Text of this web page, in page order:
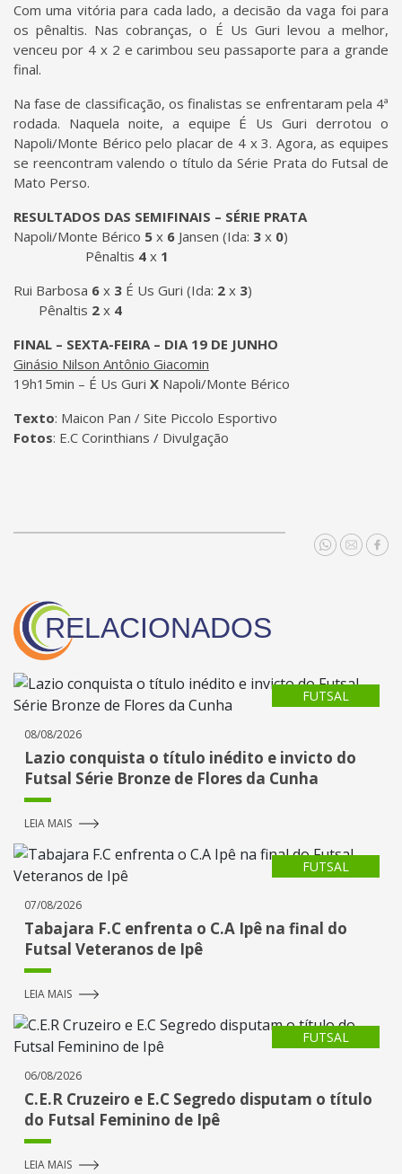
Com uma vitória para cada lado, a decisão da vaga foi para
os pênaltis. Nas cobranças, o É Us Guri levou a melhor,
venceu por 4 x 2 e carimbou seu passaporte para a grande
final.
Na fase de classificação, os finalistas se enfrentaram pela 4ª
rodada. Naquela noite, a equipe É Us Guri derrotou o
Napoli/Monte Bérico pelo placar de 4 x 3. Agora, as equipes
se reencontram valendo o título da Série Prata do Futsal de
Mato Perso.
RESULTADOS DAS SEMIFINAIS – SÉRIE PRATA
Napoli/Monte Bérico 5 x 6 Jansen (Ida: 3 x 0)
Pênaltis 4 x 1
Rui Barbosa 6 x 3 É Us Guri (Ida: 2 x 3)
Pênaltis 2 x 4
FINAL – SEXTA-FEIRA – DIA 19 DE JUNHO
Ginásio Nilson Antônio Giacomin
19h15min – É Us Guri X Napoli/Monte Bérico
Texto: Maicon Pan / Site Piccolo Esportivo
Fotos: E.C Corinthians / Divulgação
RELACIONADOS
FUTSAL
08/08/2026
Lazio conquista o título inédito e invicto do
Futsal Série Bronze de Flores da Cunha
LEIA MAIS
FUTSAL
07/08/2026
Tabajara F.C enfrenta o C.A Ipê na final do
Futsal Veteranos de Ipê
LEIA MAIS
FUTSAL
06/08/2026
C.E.R Cruzeiro e E.C Segredo disputam o título
do Futsal Feminino de Ipê
LEIA MAIS